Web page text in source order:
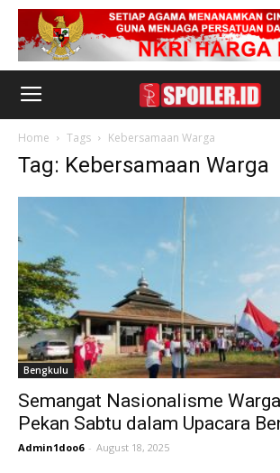
Home Tags Kebersamaan Warga
Tag: Kebersamaan Warga
Bengkulu
Semangat Nasionalisme
Pekan Sabtu dalam Upacara
Admin1doo6 - August 18, 2025